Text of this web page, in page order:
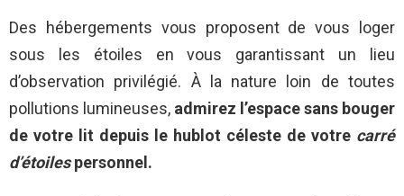
Des hébergements vous proposent de vous loger
sous les étoiles en vous garantissant un lieu
d’observation privilégié. À la nature loin de toutes
pollutions lumineuses, admirez l’espace sans bouger
de votre lit depuis le hublot céleste de votre carré
d’étoilespersonnel.